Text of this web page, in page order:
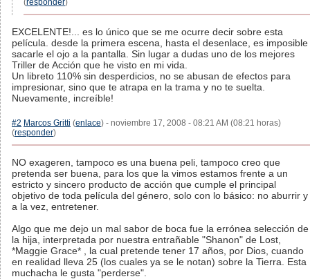
(responder)
EXCELENTE!... es lo único que se me ocurre decir sobre esta
película. desde la primera escena, hasta el desenlace, es imposible
sacarle el ojo a la pantalla. Sin lugar a dudas uno de los mejores
Triller de Acción que he visto en mi vida.
Un libreto 110% sin desperdicios, no se abusan de efectos para
impresionar, sino que te atrapa en la trama y no te suelta.
Nuevamente, increíble!
#2 Marcos Gritti (enlace) - noviembre 17, 2008 - 08:21 AM (08:21 horas)
(responder)
NO exageren, tampoco es una buena peli, tampoco creo que
pretenda ser buena, para los que la vimos estamos frente a un
estricto y sincero producto de acción que cumple el principal
objetivo de toda película del género, solo con lo básico: no aburrir y
a la vez, entretener.
Algo que me dejo un mal sabor de boca fue la errónea selección de
la hija, interpretada por nuestra entrañable "Shanon" de Lost,
*Maggie Grace* , la cual pretende tener 17 años, por Dios, cuando
en realidad lleva 25 (los cuales ya se le notan) sobre la Tierra. Esta
muchacha le gusta "perderse".